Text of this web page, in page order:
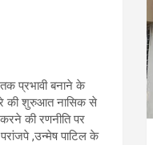
प्रभावी बनाने के
की शुरुआत नासिक से
की रणनीति पर
,उन्मेष पाटिल के